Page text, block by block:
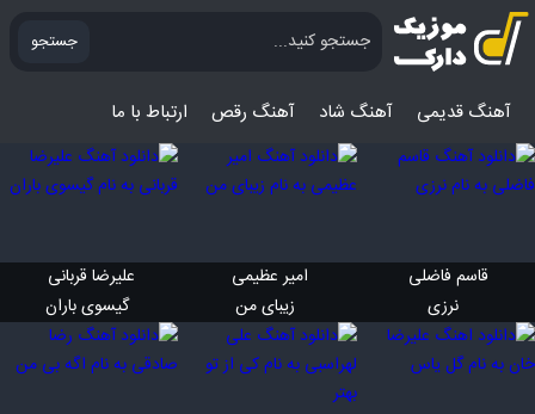
جستجو
آهنگ قدیمی آهنگ‌ شاد آهنگ رقص ارتباط با ما
قاسم فاضلی
نرزی
امیر عظیمی
زیبای من
علیرضا قربانی
گیسوی باران